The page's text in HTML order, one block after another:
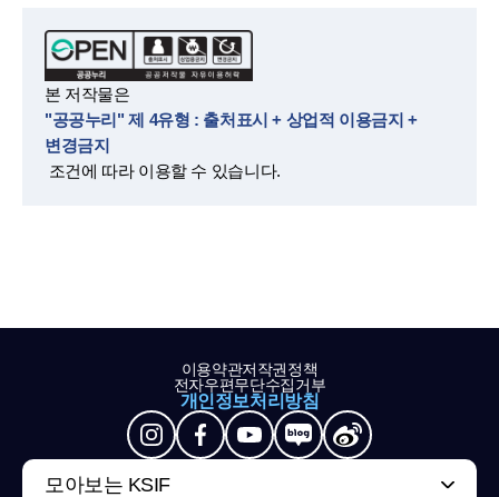
본 저작물은
"공공누리" 제 4유형 : 출처표시 + 상업적 이용금지 +
변경금지
조건에 따라 이용할 수 있습니다.
이용약관저작권정책
전자우편무단수집거부
개인정보처리방침
모아보는 KSIF